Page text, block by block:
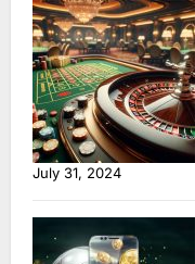
July 31, 2024